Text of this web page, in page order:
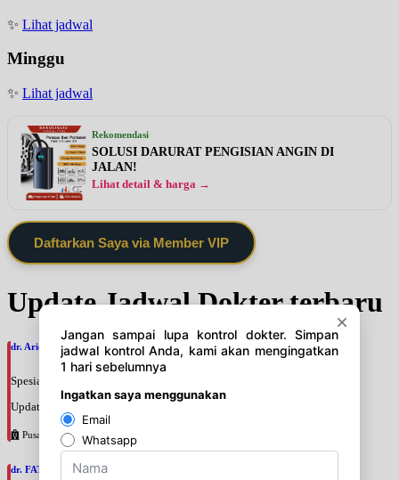
✨ Lihat jadwal
Minggu
✨ Lihat jadwal
Rekomendasi
SOLUSI DARURAT PENGISIAN ANGIN DI
JALAN!
Lihat detail & harga →
Daftarkan Saya via Member VIP
Update Jadwal Dokter terbaru
dr. Ario Baskoro, SpU
Spesialis: Bedah Urologi
Update terakhir: 2026-08-06 18:46:06
Pusat Pertamina
dr. FATAN ABSHARI, SpU